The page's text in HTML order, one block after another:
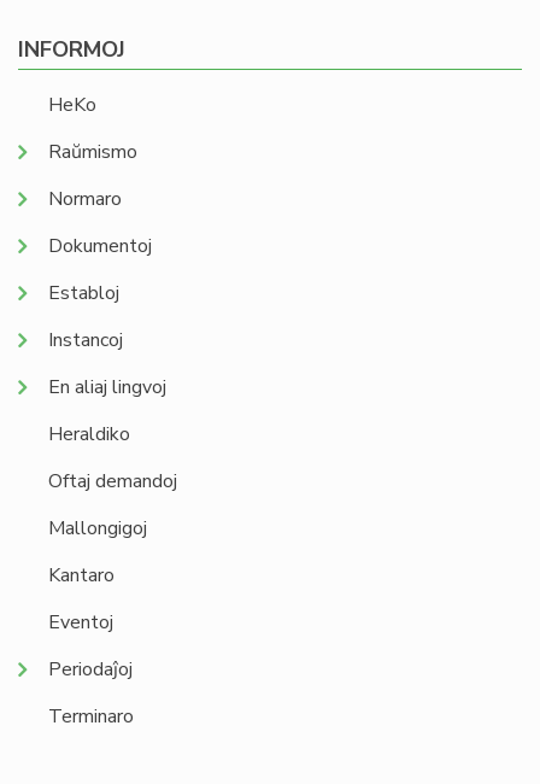
INFORMOJ
HeKo
Raŭmismo
Normaro
Dokumentoj
Establoj
Instancoj
En aliaj lingvoj
Heraldiko
Oftaj demandoj
Mallongigoj
Kantaro
Eventoj
Periodaĵoj
Terminaro